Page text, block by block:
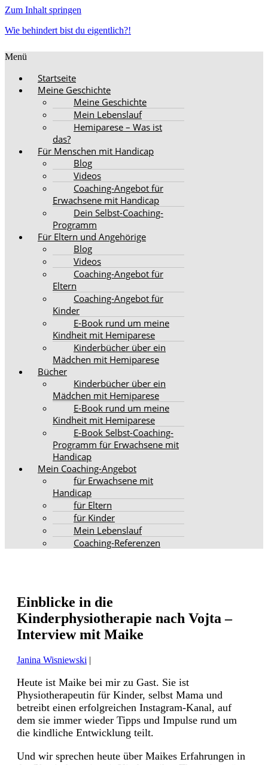
Zum Inhalt springen
Wie behindert bist du eigentlich?!
Menü
Startseite
Meine Geschichte
Meine Geschichte
Mein Lebenslauf
Hemiparese – Was ist
das?
Für Menschen mit Handicap
Blog
Videos
Coaching-Angebot für
Erwachsene mit Handicap
Dein Selbst-Coaching-
Programm
Für Eltern und Angehörige
Blog
Videos
Coaching-Angebot für
Eltern
Coaching-Angebot für
Kinder
E-Book rund um meine
Kindheit mit Hemiparese
Kinderbücher über ein
Mädchen mit Hemiparese
Bücher
Kinderbücher über ein
Mädchen mit Hemiparese
E-Book rund um meine
Kindheit mit Hemiparese
E-Book Selbst-Coaching-
Programm für Erwachsene mit
Handicap
Mein Coaching-Angebot
für Erwachsene mit
Handicap
für Eltern
für Kinder
Mein Lebenslauf
Coaching-Referenzen
Einblicke in die
Kinderphysiotherapie nach Vojta –
Interview mit Maike
Janina Wisniewski |
Heute ist Maike bei mir zu Gast. Sie ist
Physiotherapeutin für Kinder, selbst Mama und
betreibt einen erfolgreichen Instagram-Kanal, auf
dem sie immer wieder Tipps und Impulse rund um
die kindliche Entwicklung teilt.
Und wir sprechen heute über Maikes Erfahrungen in